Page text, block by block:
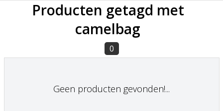
Producten getagd met
camelbag
0
Geen producten gevonden!...